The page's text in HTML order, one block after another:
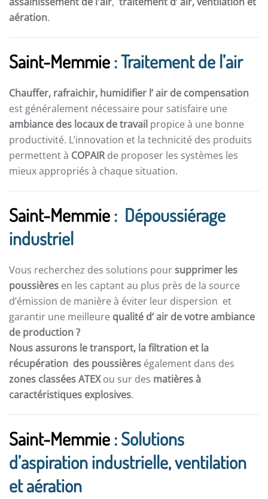
aération.
Saint-Memmie: Traitement de l’air
Chauffer, rafraichir, humidifier l’ air de compensation
est généralement nécessaire pour satisfaire une
ambiance des locaux de travail propice à une bonne
productivité. L’innovation et la technicité des produits
permettent à COPAIRde proposer les systèmes les
mieux appropriés à chaque situation.
Saint-Memmie: Dépoussiérage
industriel
Vous recherchez des solutions poursupprimer les
poussières en les captant au plus près de la source
d’émission de manière à éviter leur dispersion et
garantir une meilleure qualité d’ air de votre ambiance
de production ?
Nous assurons le transport, la filtration et la
récupération des poussières également dans des
zones classées ATEXou sur des matières à
caractéristiques explosives.
Saint-Memmie: Solutions
d’aspiration industrielle, ventilation
et aération